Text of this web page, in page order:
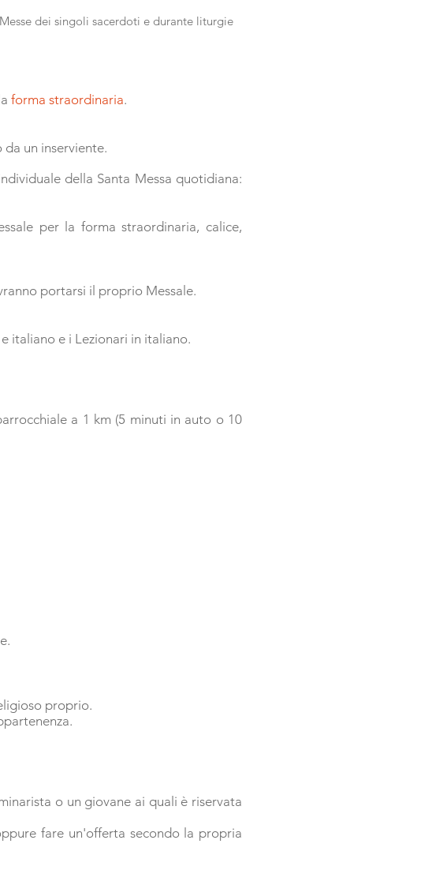
dei singoli sacerdoti e durante liturgie
forma straordinaria.
da un inserviente.
della Santa Messa quotidiana:
per la forma straordinaria, calice,
portarsi il proprio Messale.
italiano e i Lezionari in italiano.
a 1 km (5 minuti in auto o 10
proprio.
o un giovane ai quali è riservata
fare un'offerta secondo la propria